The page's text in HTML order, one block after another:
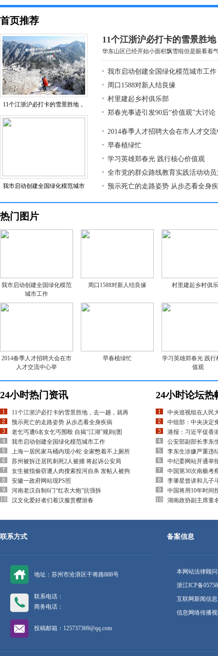
首页推荐
11个江浙沪必打卡的雪景胜地，
我市启动创建全国绿化模范城市
11个江浙沪必打卡的雪景胜
华东山区已经开始小面积飘雪啦但是眼看着
我市启动创建全国绿化模范城市工作
周口1588对新人结良缘
村里建起乡村俱乐部
郑春光事迹引发90后“价值观”大讨论
2014春季人才招聘大会在市人才交
早春植绿忙
学习英雄郑春光 践行核心价值观
全市党的群众路线教育实践活动动
预示死亡的走路姿势 从步态看全身
热门图片
我市启动创建全国绿化模范
城市工作
周口1588对新人结良缘 村里建起乡村俱
2014春季人才招聘大会在市
人才交流中心举
早春植绿忙
学习英雄郑春光 践行
值观
24小时热门资讯
11个江浙沪必打卡的雪景胜地，去一趟，就再
预示死亡的走路姿势 从步态看全身疾病
老乞丐遭6名女乞丐围殴 自揭“江湖”规则(图
我市启动创建全国绿化模范城市工作
上海一居民家马桶内现小蛇 全家憋着不上厕所
苏州被拆迁居民刺死2人被捕 将起诉公安局
女生被指偷窃遭人肉搜索投河自杀 发帖人被拘
安徽一政府网站现PS照
河南老汉自制6门“红衣大炮”抗强拆
汉文化爱好者们着汉服赏樱游春
24小时论坛热
中央巡视组在人民
中组部：中央决定
港报：习近平促香
公安部副部长李东
李东生涉嫌严重违
中纪委网站开通举
中国第30次南极考
李肇星曾讲和儿子
中国将用10年时间
湖南政协副主席童
联系方式
地址：苏州市沧浪区干将路888号
联系电话：
商务电话：
投稿邮箱：125737369@qq.com
备案信息
本网站法律顾
浙江ICP备
互联网新闻信
信息网络传播